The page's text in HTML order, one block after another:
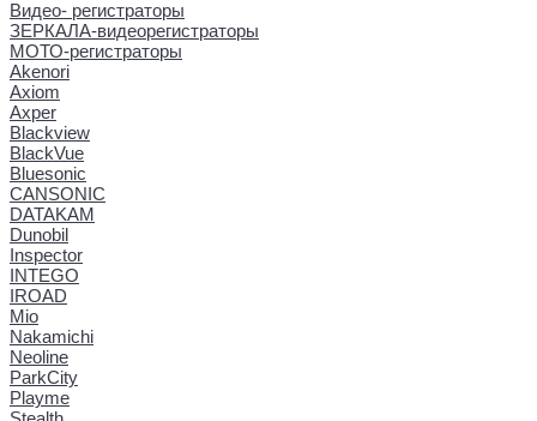
Видео- регистраторы
ЗЕРКАЛА-видеорегистраторы
МОТО-регистраторы
Akenori
Axiom
Axper
Blackview
BlackVue
Bluesonic
CANSONIC
DATAKAM
Dunobil
Inspector
INTEGO
IROAD
Mio
Nakamichi
Neoline
ParkCity
Playme